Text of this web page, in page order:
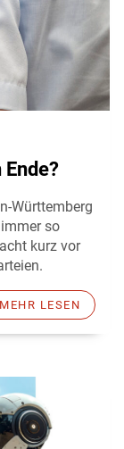
Württemberg
so
kurz vor
MEHR LESEN